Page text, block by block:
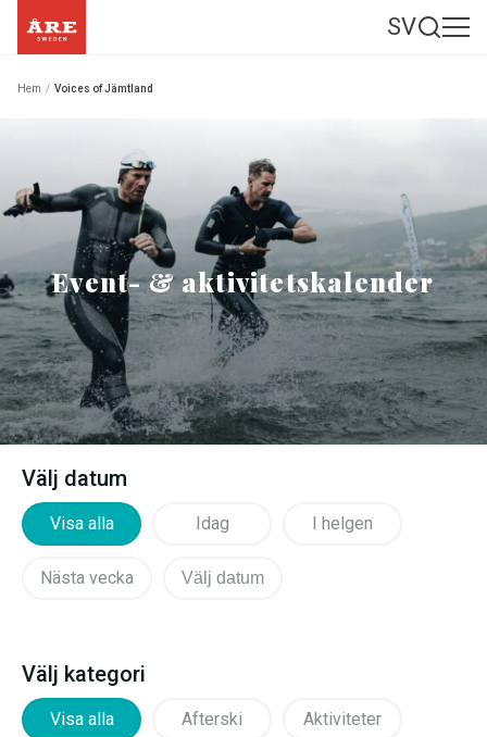
SV
Hem / Voices of Jämtland
Event- & aktivitetskalender
Välj datum
Visa alla Idag I helgen
Nästa vecka Välj datum
Välj kategori
Visa alla Afterski Aktiviteter